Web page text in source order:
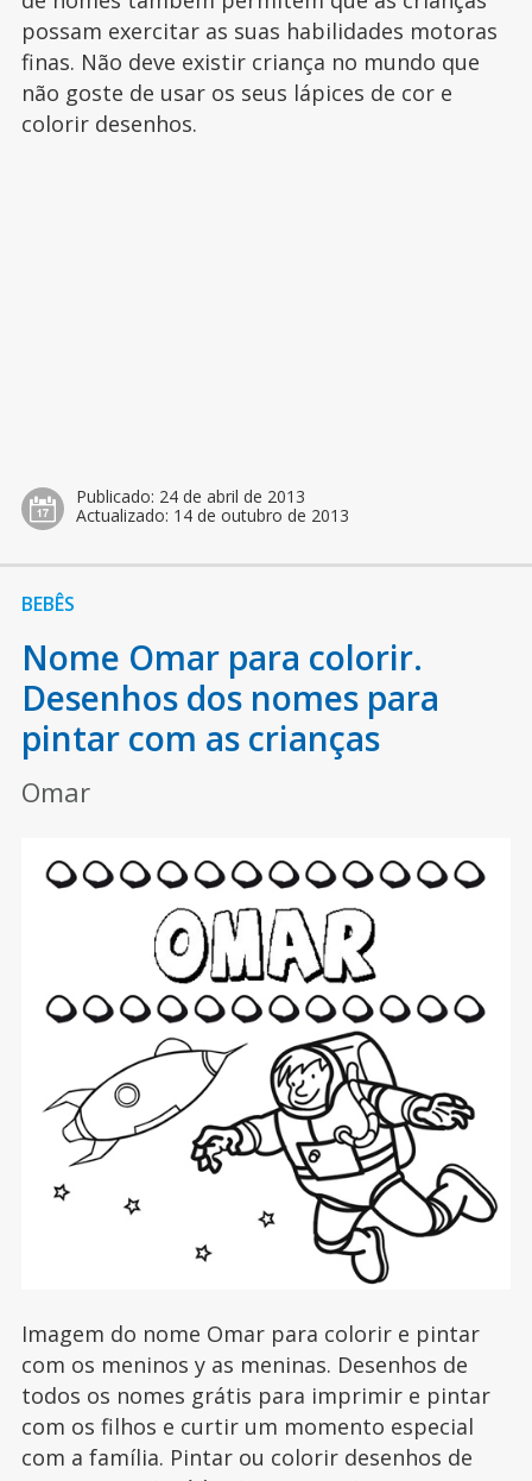
possam exercitar as suas habilidades motoras
finas. Não deve existir criança no mundo que
não goste de usar os seus lápices de cor e
colorir desenhos.
Publicado: 24 de abril de 2013
Actualizado: 14 de outubro de 2013
BEBÊS
Nome Omar para colorir.
Desenhos dos nomes para
pintar com as crianças
Omar
Imagem do nome Omar para colorir e pintar
com os meninos y as meninas. Desenhos de
todos os nomes grátis para imprimir e pintar
com os filhos e curtir um momento especial
com a família. Pintar ou colorir desenhos de